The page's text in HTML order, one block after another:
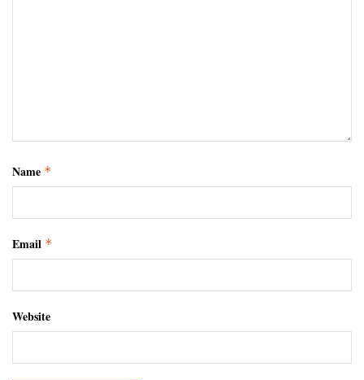
Name *
Email *
Website